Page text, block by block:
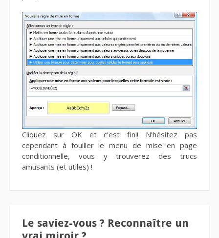
Cliquez sur OK et c’est fini! N’hésitez pas
cependant à fouiller le menu de mise en page
conditionnelle, vous y trouverez des trucs
amusants (et utiles) !
Le saviez-vous ? Reconnaître un